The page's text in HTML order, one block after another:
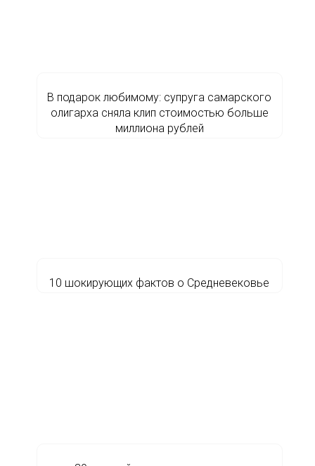
В подарок любимому: супруга самарского
олигарха сняла клип стоимостью больше
миллиона рублей
10 шокирующих фактов о Средневековье